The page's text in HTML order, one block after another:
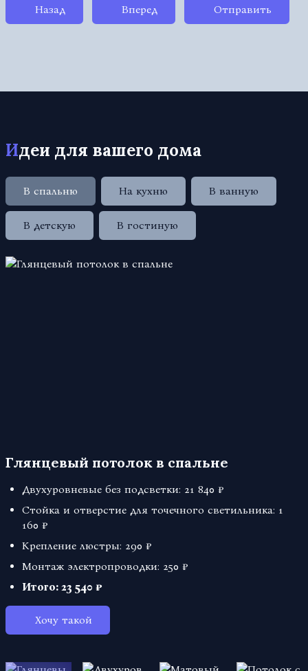
Назад Вперед Отправить
Идеи для вашего дома
В спальню На кухню В ванную
В детскую В гостиную
Глянцевый потолок в спальне
Двухуровневые без подсветки: 21 840 ₽
Стойка и отверстие для точечного светильника: 1
160 ₽
Крепление люстры: 290 ₽
Монтаж электропроводки: 250 ₽
Итого: 23 540 ₽
Хочу такой